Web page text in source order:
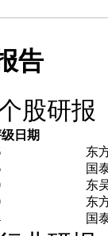
告
股研报
日期
东
国
东
东
国